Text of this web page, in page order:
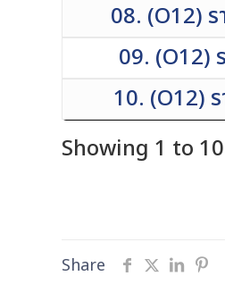
08. (O12)
09. (O12)
10. (O12)
Showing 1 to
Share